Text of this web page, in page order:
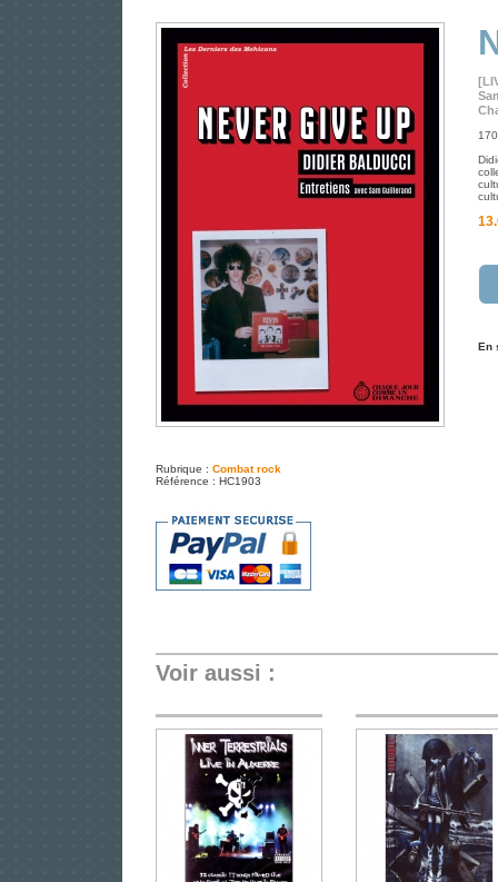
Rubrique : Combat rock
Référence : HC1903
En
Voir aussi :